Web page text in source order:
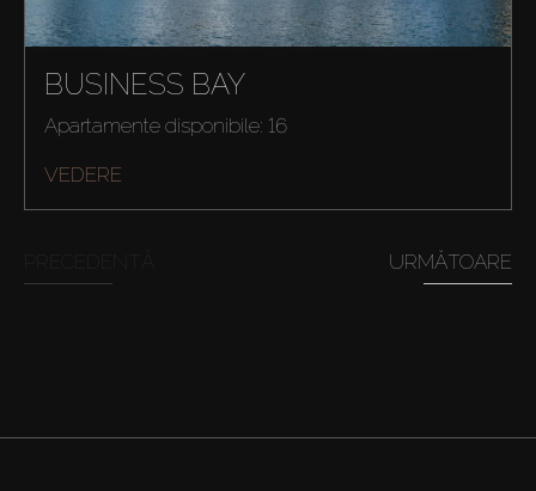
BUSINESS BAY
Apartamente disponibile: 16
VEDERE
URMĂTOARE